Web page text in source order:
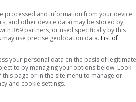
zhvilluar takime me
si dhe me përfaqësues të
(CMCC).
një sërë takimesh dhe
administrimin e Gazës dhe
të Qendrës Koordinuese
processed and information from your device
and other device data) may be stored by,
369 partners, or used specifically by this
use precise geolocation data. List of
your personal data on the basis of legitimate
to by managing your options below. Look
page or in the site menu to manage or
and cookie settings.